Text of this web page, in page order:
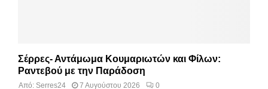
Σέρρες- Αντάμωμα Κουμαριωτών και Φίλων:
Ραντεβού με την Παράδοση
Από: Serres24 7 Αυγούστου 2026 0